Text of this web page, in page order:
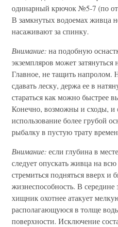
одинарный крючок №5-7 (по
В замкнутых водоемах живца
насаживают за спинку.
Внимание: на подобную
экземпляров может затянуться
Главное, не тащить напролом.
сдавать леску, держа ее в
стараться как можно быстрее
Конечно, возможны и сходы,
использование более грубой
рыбалку в пустую трату
Внимание: если глубина в
следует опускать живца на
стремиться подняться вверх и
жизнеспособность. В
хищник охотнее атакует
располагающуюся в толще
поверхности. Исключение